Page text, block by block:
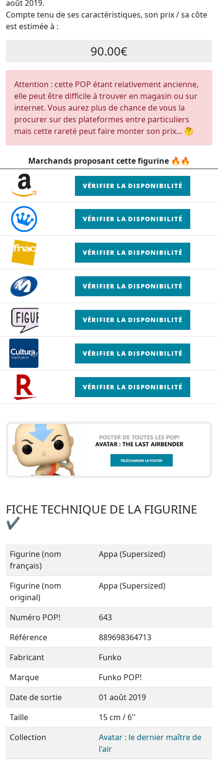
août 2019.
Compte tenu de ses caractéristiques, son prix / sa côte
est estimée à :
90.00€
Attention : cette POP étant relativement ancienne,
elle peut être difficile à trouver en magasin ou sur
internet. Vous aurez plus de chance de vous la
procurer sur des plateformes entre particuliers
mais cette rareté peut faire monter son prix... 🤔
Marchands proposant cette figurine 🔥🔥
VÉRIFIER LA DISPONIBILITÉ
VÉRIFIER LA DISPONIBILITÉ
VÉRIFIER LA DISPONIBILITÉ
VÉRIFIER LA DISPONIBILITÉ
VÉRIFIER LA DISPONIBILITÉ
VÉRIFIER LA DISPONIBILITÉ
VÉRIFIER LA DISPONIBILITÉ
FICHE TECHNIQUE DE LA FIGURINE
✔
Figurine (nom
français)
Appa (Supersized)
Figurine (nom
original)
Appa (Supersized)
Numéro POP!
643
Référence
889698364713
Fabricant
Funko
Marque
Funko POP!
Date de sortie
01 août 2019
Taille
15 cm / 6''
Collection
Avatar : le dernier maître de
l'air